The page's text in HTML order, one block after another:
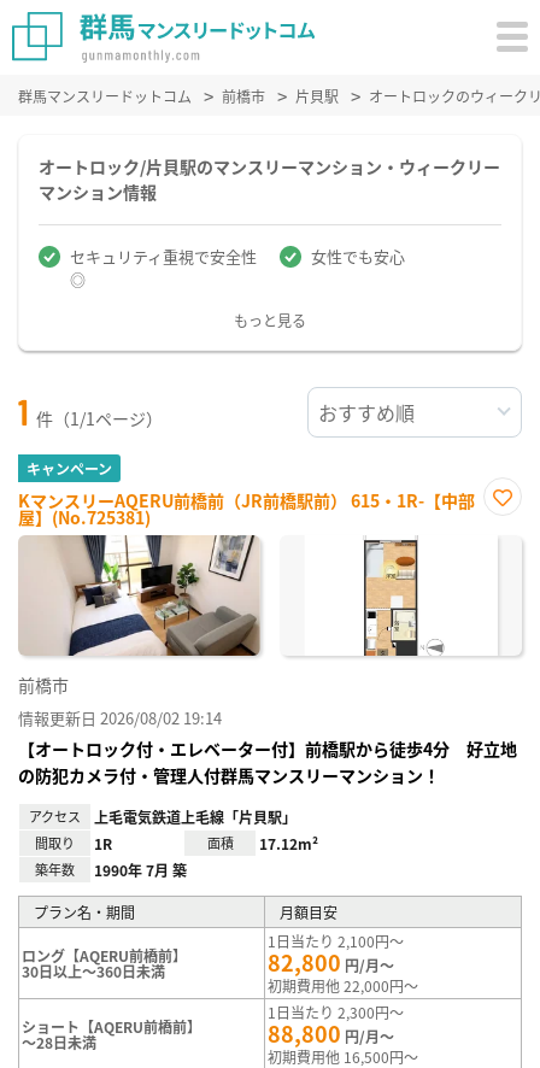
群馬マンスリードットコム 前橋市 片貝駅 オートロックのウィーク
オートロック/片貝駅のマンスリーマンション・ウィークリー
マンション情報
セキュリティ重視で安全性
◎
女性でも安心
もっと見る
1 件（1/1ページ）
キャンペーン
KマンスリーAQERU前橋前（JR前橋駅前） 615・1R-【中部
屋】(No.725381)
に入
前橋市
情報更新日 2026/08/02 19:14
【オートロック付・エレベーター付】前橋駅から徒歩4分 好立地
の防犯カメラ付・管理人付群馬マンスリーマンション！
アクセス 上毛電気鉄道上毛線「片貝駅」
間取り 1R 面積 17.12m²
築年数 1990年 7月 築
プラン名・期間 月額目安
ロング【AQERU前橋前】
30日以上～360日未満
1日当たり 2,100円～
82,800 円/月～
初期費用他 22,000円～
ショート【AQERU前橋前】
～28日未満
1日当たり 2,300円～
88,800 円/月～
初期費用他 16,500円～